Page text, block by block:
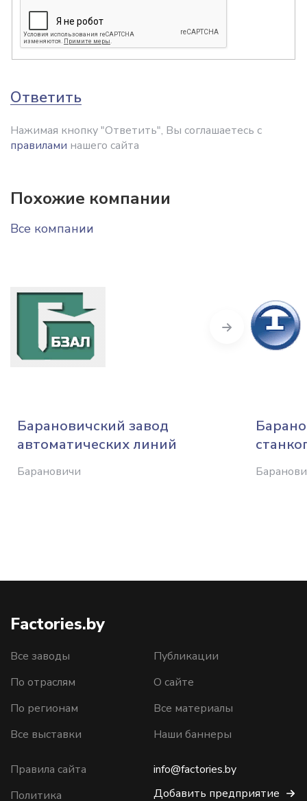
Ответить
Нажимая кнопку "Ответить", Вы соглашаетесь с
правилами нашего сайта
Похожие компании
Все компании
Барановичский завод
автоматических линий
Барановичи
Next
Factories.by
Все заводы
По отраслям
По регионам
Все выставки
Публикации
О сайте
Все материалы
Наши баннеры
Правила сайта
Политика
info@factories.by
Добавить предприятие